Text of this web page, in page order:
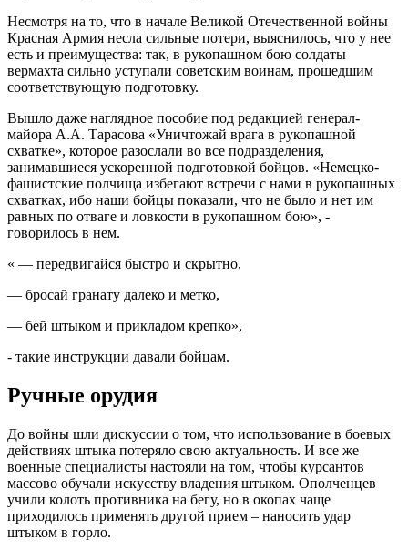
Несмотря на то, что в начале Великой Отечественной войны
Красная Армия несла сильные потери, выяснилось, что у нее
есть и преимущества: так, в рукопашном бою солдаты
вермахта сильно уступали советским воинам, прошедшим
соответствующую подготовку.
Вышло даже наглядное пособие под редакцией генерал-
майора А.А. Тарасова «Уничтожай врага в рукопашной
схватке», которое разослали во все подразделения,
занимавшиеся ускоренной подготовкой бойцов. «Немецко-
фашистские полчища избегают встречи с нами в рукопашных
схватках, ибо наши бойцы показали, что не было и нет им
равных по отваге и ловкости в рукопашном бою», -
говорилось в нем.
« — передвигайся быстро и скрытно,
— бросай гранату далеко и метко,
— бей штыком и прикладом крепко»,
- такие инструкции давали бойцам.
Ручные орудия
До войны шли дискуссии о том, что использование в боевых
действиях штыка потеряло свою актуальность. И все же
военные специалисты настояли на том, чтобы курсантов
массово обучали искусству владения штыком. Ополченцев
учили колоть противника на бегу, но в окопах чаще
приходилось применять другой прием – наносить удар
штыком в горло.